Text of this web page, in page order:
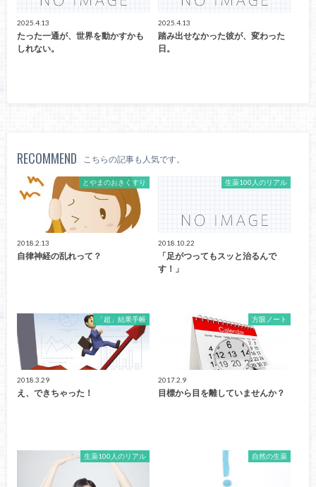
2025.4.13
たった一通が、世界を動かすかも
しれない。
2025.4.13
踏み出せなかった彼が、変わった
日。
RECOMMEND こちらの記事も人気です。
とやまのおきくすり
2018.2.13
自律神経の乱れって？
生薬100人のリアル
2018.10.22
「足がつってもスッと治るんで
す！」
「超」結果手帳
2018.3.29
え、できちゃった！
方眼ノート
2017.2.9
目標から目を離していませんか？
生薬100人のリアル 自然の生薬